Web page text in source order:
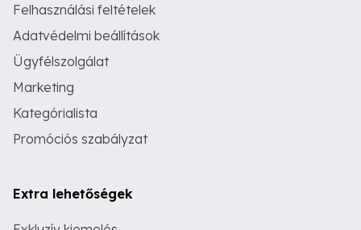
Felhasználási feltételek
Adatvédelmi beállítások
Ügyfélszolgálat
Marketing
Kategórialista
Promóciós szabályzat
Extra lehetőségek